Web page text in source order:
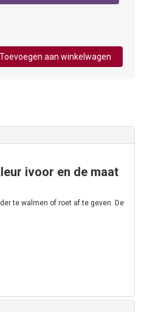
Toevoegen aan winkelwagen
ivoor en de maat
te walmen of roet af te geven. De